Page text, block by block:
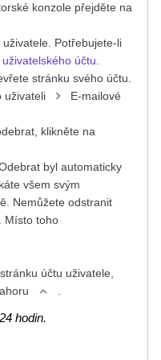
konzole přejděte na
Potřebujete-li
účtu.
stránku svého účtu.
uživateli
E-mailové
klikněte na
byl automaticky
získáte všem svým
Nemůžete odstranit
Místo toho
účtu uživatele,
.
hodin.